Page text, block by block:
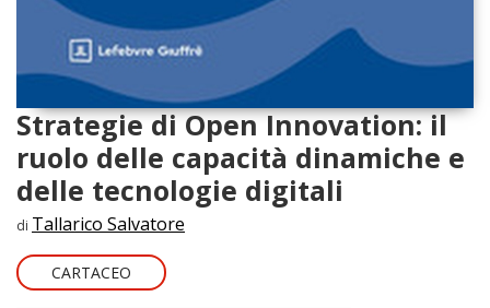
Strategie di Open Innovation: il
ruolo delle capacità dinamiche e
delle tecnologie digitali
di Tallarico Salvatore
CARTACEO